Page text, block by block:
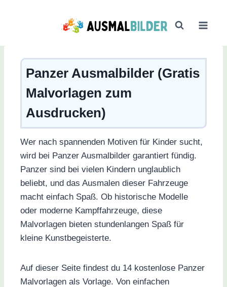
Panzer Ausmalbilder (Gratis
Malvorlagen zum
Ausdrucken)
Wer nach spannenden Motiven für Kinder sucht,
wird bei Panzer Ausmalbilder garantiert fündig.
Panzer sind bei vielen Kindern unglaublich
beliebt, und das Ausmalen dieser Fahrzeuge
macht einfach Spaß. Ob historische Modelle
oder moderne Kampffahrzeuge, diese
Malvorlagen bieten stundenlangen Spaß für
kleine Kunstbegeisterte.
Auf dieser Seite findest du 14 kostenlose Panzer
Malvorlagen als Vorlage. Von einfachen